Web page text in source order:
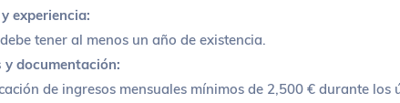
experiencia:
tener al menos un año de existencia.
documentación:
de ingresos mensuales mínimos de 2,500 € durante los